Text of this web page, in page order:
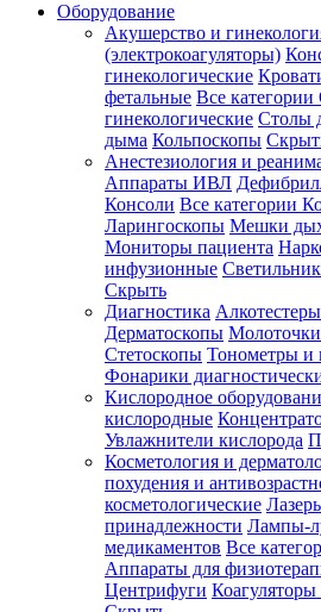
Оборудование
Акушерство и
(электрокоагуляторы)
гинекологические
фетальные Все категории
гинекологические Столы
дыма Кольпоскопы
Анестезиология и
Аппараты ИВЛ
Консоли Все категории
Ларингоскопы Мешки
Мониторы пациента
инфузионные
Скрыть
Диагностика
Дерматоскопы Молоточки
Стетоскопы Тонометры и
Фонарики
Кислородное
кислородные
Увлажнители кислорода
Косметология и
похудения и
косметологические
принадлежности Лампы-
медикаментов Все
Аппараты для
Центрифуги Коагуляторы